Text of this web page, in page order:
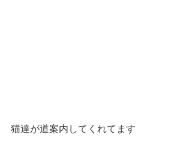
猫達が道案内してくれてます